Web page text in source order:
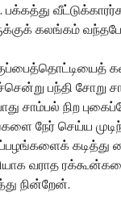
பக்கத்து
கலங்கம்
பந்தி சோறு
சாம்பல் நிற
நேர் செய்ய
கடித்து
வராத
நின்றேன்.